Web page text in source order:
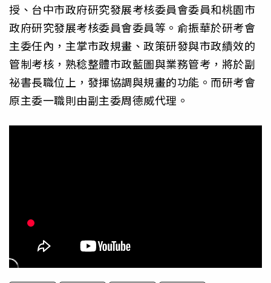
授、台中市政府研究發展考核委員會委員和桃園市
政府研究發展考核委員會委員等。俞振華於研考會
主委任內，主掌市政規畫、政策研發與市政績效的
管制考核，熟稔整體市政藍圖與業務管考，將於副
祕書長職位上，發揮協調與規畫的功能。而研考會
原主委一職則由副主委周德威代理。